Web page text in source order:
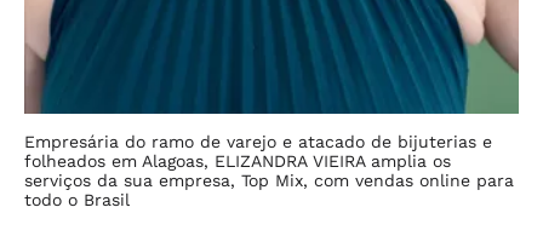
Empresária do ramo de varejo e atacado de bijuterias e
folheados em Alagoas, ELIZANDRA VIEIRA amplia os
serviços da sua empresa, Top Mix, com vendas online para
todo o Brasil